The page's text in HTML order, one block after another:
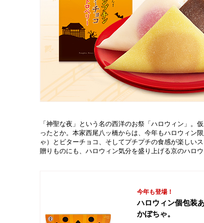
「神聖な夜」という名の西洋のお祭「ハロウィン」。
ったとか。本家西尾八ッ橋からは、今年もハロウィン
ゃ）とビターチョコ、そしてプチプチの食感が楽しい
贈りものにも、ハロウィン気分を盛り上げる京のハロ
今年も登場！
ハロウィン個包装
かぼちゃ。